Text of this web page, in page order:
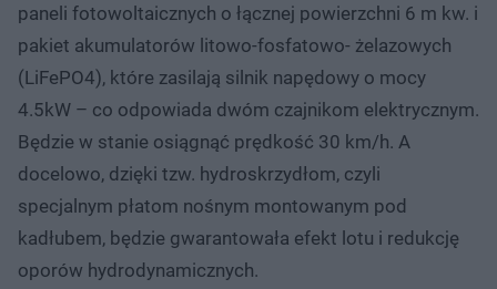
paneli fotowoltaicznych o łącznej powierzchni 6 m kw. i
pakiet akumulatorów litowo-fosfatowo- żelazowych
(LiFePO4), które zasilają silnik napędowy o mocy
4.5kW – co odpowiada dwóm czajnikom elektrycznym.
Będzie w stanie osiągnąć prędkość 30 km/h. A
docelowo, dzięki tzw. hydroskrzydłom, czyli
specjalnym płatom nośnym montowanym pod
kadłubem, będzie gwarantowała efekt lotu i redukcję
oporów hydrodynamicznych.